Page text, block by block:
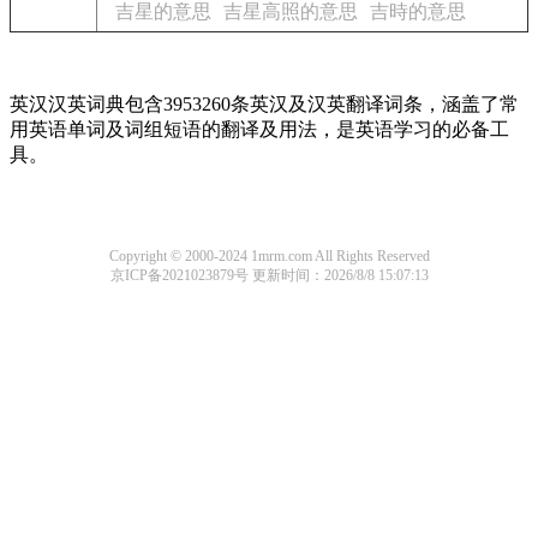
吉星的意思
吉星高照的意思 吉時的意思
英汉汉英词典包含3953260条英汉及汉英翻译词条，涵盖了常
用英语单词及词组短语的翻译及用法，是英语学习的必备工
具。
Copyright © 2000-2024 1mrm.com All Rights Reserved
京ICP备2021023879号 更新时间：2026/8/8 15:07:13